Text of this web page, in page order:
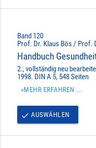
Band 120
Prof. Dr. Klaus Bös / Prof.
Handbuch
2., vollständig neu
1998. DIN A 5, 548 Seiten
»MEHR ERFAHREN ...
done AUSWÄHLEN